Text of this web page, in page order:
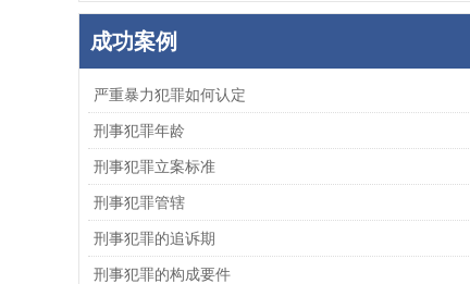
成功案例
严重暴力犯罪如何认定
刑事犯罪年龄
刑事犯罪立案标准
刑事犯罪管辖
刑事犯罪的追诉期
刑事犯罪的构成要件